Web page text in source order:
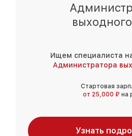
Ищем специалиста
Администратора
Стартовая
от 25,000 ₽ на
Узнать